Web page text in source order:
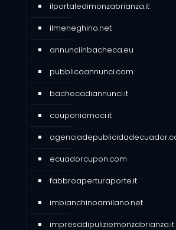
ilportaledimonzabrianza.it
ilmeneghino.net
annunciinbacheca.eu
pubblicaannunci.com
bachecadiannunci.it
couponiamoci.it
ecuadorcupon.com
fabbroaperturaporte.it
imbianchinoamilano.net
impresadipuliziemonzabrianza.it